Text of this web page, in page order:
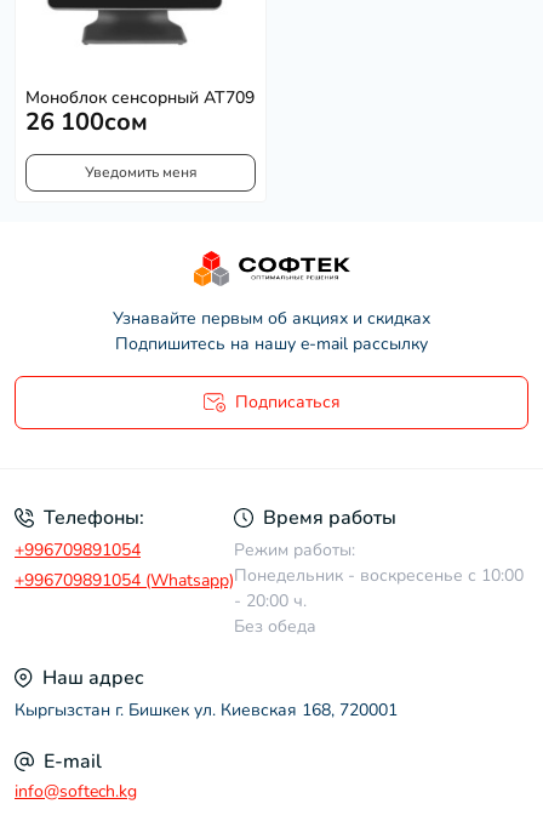
Моноблок сенсорный AT709
26 100сом
Уведомить меня
Узнавайте первым об акциях и скидках
Подпишитесь на нашу e-mail рассылку
Подписаться
Телефоны:
+996709891054
+996709891054 (Whatsapp)
Время работы
Режим работы:
Понедельник - воскресенье с 10:00
- 20:00 ч.
Без обеда
Наш адрес
Кыргызстан г. Бишкек ул. Киевская 168, 720001
E-mail
info@softech.kg